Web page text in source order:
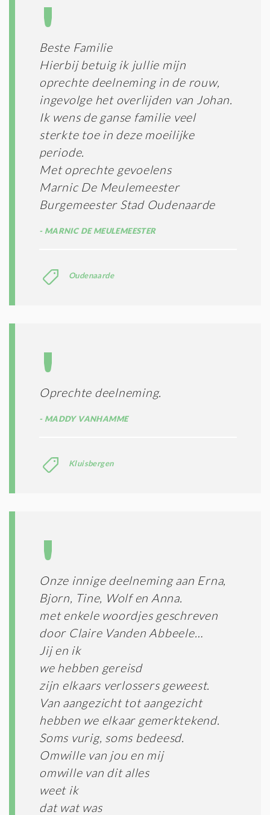
Beste Familie
Hierbij betuig ik jullie mijn
oprechte deelneming in de rouw,
ingevolge het overlijden van Johan.
Ik wens de ganse familie veel
sterkte toe in deze moeilijke
periode.
Met oprechte gevoelens
Marnic De Meulemeester
Burgemeester Stad Oudenaarde
MARNIC DE MEULEMEESTER
Oudenaarde
Oprechte deelneming.
MADDY VANHAMME
Kluisbergen
Onze innige deelneming aan Erna,
Bjorn, Tine, Wolf en Anna.
met enkele woordjes geschreven
door Claire Vanden Abbeele…
Jij en ik
we hebben gereisd
zijn elkaars verlossers geweest.
Van aangezicht tot aangezicht
hebben we elkaar gemerktekend.
Soms vurig, soms bedeesd.
Omwille van jou en mij
omwille van dit alles
weet ik
dat wat was